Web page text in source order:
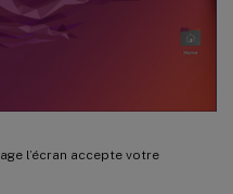
l’écran accepte votre